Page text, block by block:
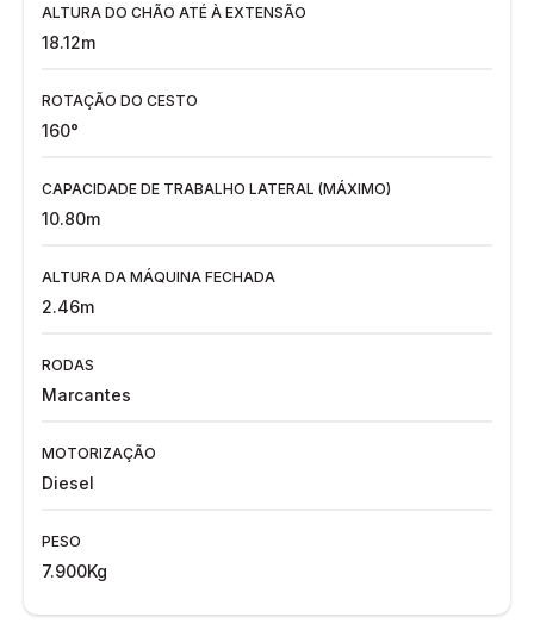
ALTURA DO CHÃO ATÉ À EXTENSÃO
18.12m
ROTAÇÃO DO CESTO
160°
CAPACIDADE DE TRABALHO LATERAL (MÁXIMO)
10.80m
ALTURA DA MÁQUINA FECHADA
2.46m
RODAS
Marcantes
MOTORIZAÇÃO
Diesel
PESO
7.900Kg